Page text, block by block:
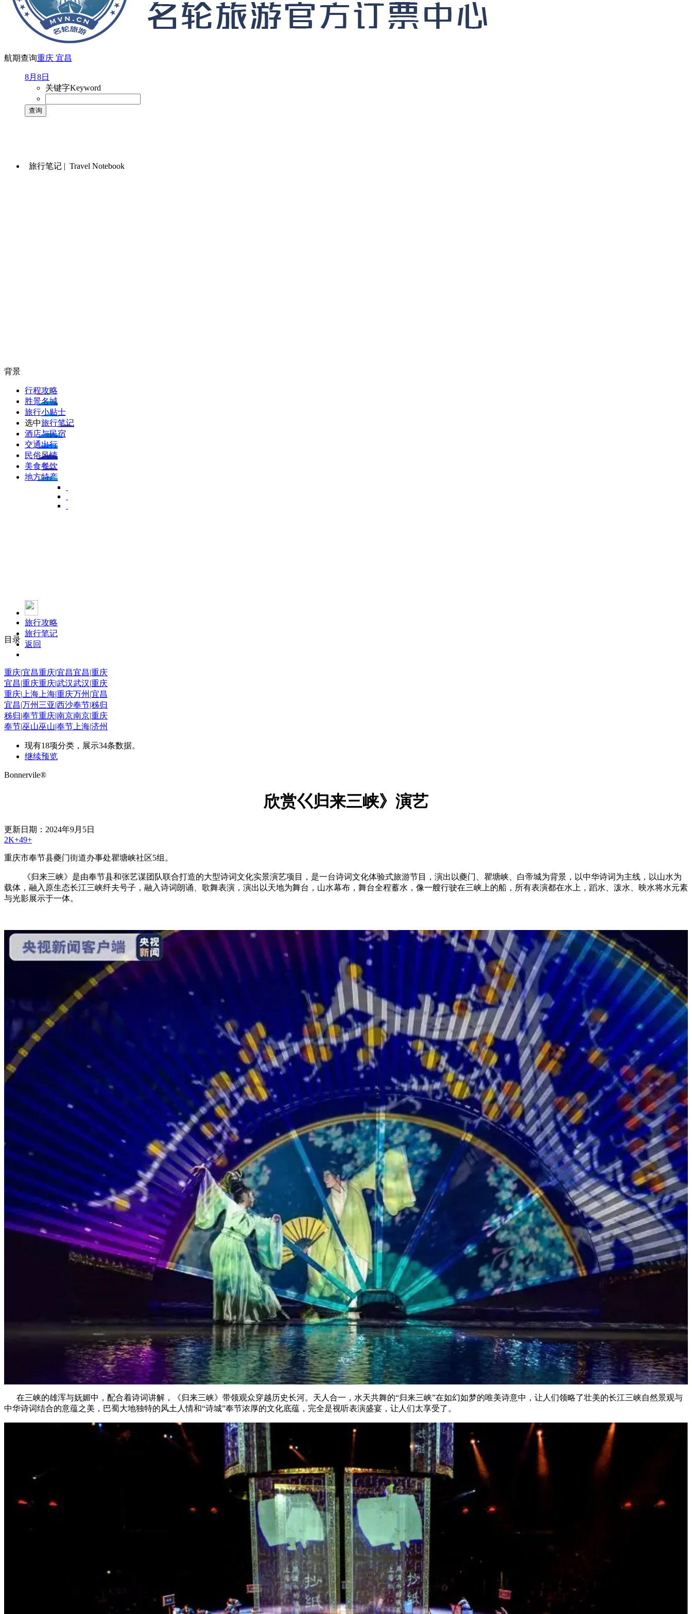
航期查询重庆 宜昌
8月8日
关键字Keyword
旅行笔记 | Travel Notebook‌
背景
行程攻略
胜景名城
旅行小贴士
选中旅行笔记
酒店与民宿
交通出行
民俗风情
美食餐饮
地方特产
目录
旅行攻略
旅行笔记
返回
重庆|宜昌重庆|宜昌宜昌|重庆
宜昌|重庆重庆|武汉武汉|重庆
重庆|上海 上海|重庆万州|宜昌
宜昌|万州 三亚|西沙奉节|秭归
秭归|奉节重庆|南京南京|重庆
奉节|巫山巫山|奉节 上海|济州
现有18项分类，展示34条数据。
继续预览
Bonnervile®
欣赏巜归来三峡》演艺
更新日期：2024年9月5日
2K+49+
重庆市奉节县夔门街道办事处瞿塘峡社区5组。
《归来三峡》是由奉节县和张艺谋团队联合打造的大型诗词文化实景演艺项目，是一台诗词文化体验式旅游节目，演出以夔门、瞿塘峡、白帝城为背景，以中华诗词为主线，以山水为
载体，融入原生态长江三峡纤夫号子，融入诗词朗诵、歌舞表演，演出以天地为舞台，山水幕布，舞台全程蓄水，像一艘行驶在三峡上的船，所有表演都在水上，蹈水、泼水、映水将水元素
与光影展示于一体。
在三峡的雄浑与妩媚中，配合着诗词讲解，《归来三峡》带领观众穿越历史长河。天人合一，水天共舞的“归来三峡”在如幻如梦的唯美诗意中，让人们领略了壮美的长江三峡自然景观与
中华诗词结合的意蕴之美，巴蜀大地独特的风土人情和“诗城”奉节浓厚的文化底蕴，完全是视听表演盛宴，让人们太享受了。